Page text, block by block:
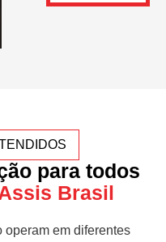
para todos
Brasil
operam em diferentes